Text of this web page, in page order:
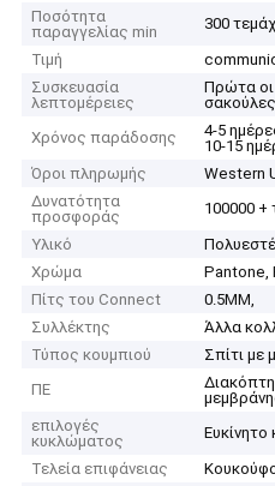
Ποσότητα
παραγγελίας min
300
Τιμή
Συσκευασία
λεπτομέρειες
Πρώτα οι
Χρόνος παράδοσης
4-5
10-15
Όροι πληρωμής
Western
Δυνατότητα
προσφοράς
100000 +
Υλικό
Χρώμα
Pantone,
Πίτς του Connect
0.5MM,
Συλλέκτης
Άλλα
Τύπος κουμπιού
Σπίτι με
ΠΕ
επιλογές
κυκλώματος
Τελεία επιφάνειας